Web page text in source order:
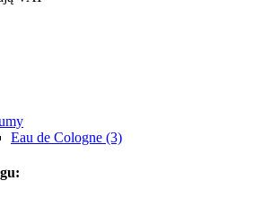
Eau de Cologne (3)